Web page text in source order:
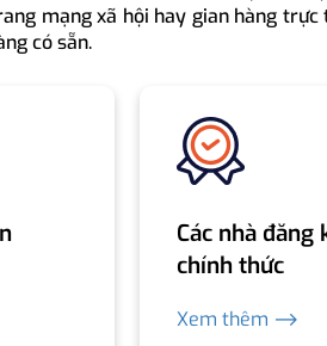
mạng xã hội hay gian hàng
có sẵn.
Các nhà
chính thức
Xem thêm ⟶